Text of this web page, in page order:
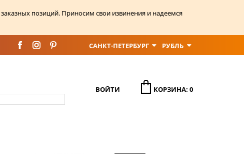
позиций. Приносим свои извинения и надеемся
САНКТ-ПЕТЕРБУРГ РУБЛЬ
ВОЙТИ КОРЗИНА: 0